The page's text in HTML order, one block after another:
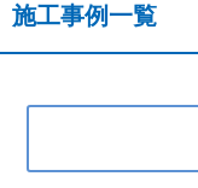
施工事例一覧